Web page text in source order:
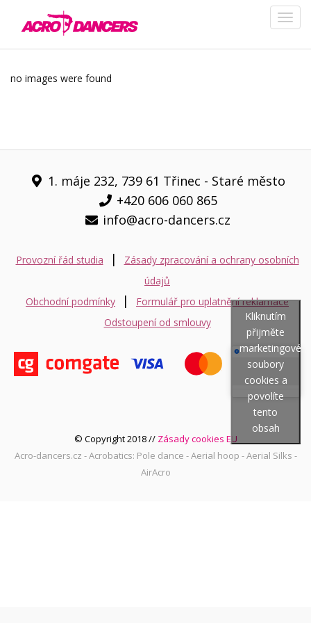
no images were found
1. máje 232, 739 61 Třinec - Staré město
+420 606 060 865
info@acro-dancers.cz
Provozní řád studia |
Zásady zpracování a ochrany osobních
údajů
Obchodní podmínky
|
Formulář pro uplatnění reklamace
Odstoupení od smlouvy
Kliknutím
přijměte
marketingové
soubory
cookies a
povolíte
tento
obsah
© Copyright 2018 // Zásady cookies EU
Acro-dancers.cz - Acrobatics: Pole dance - Aerial hoop - Aerial Silks -
AirAcro